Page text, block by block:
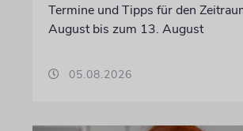
Termine und Tipps für den
August bis zum 13. August
05.08.2026